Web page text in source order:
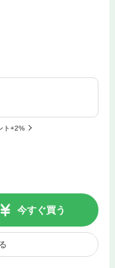
ト+2%
今すぐ買う